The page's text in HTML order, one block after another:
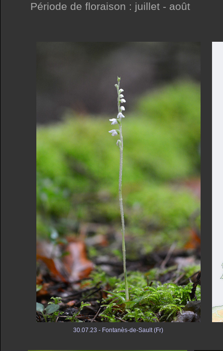
Période de floraison : juillet - août
30.07.23 - Fontanès-de-Sault (Fr)